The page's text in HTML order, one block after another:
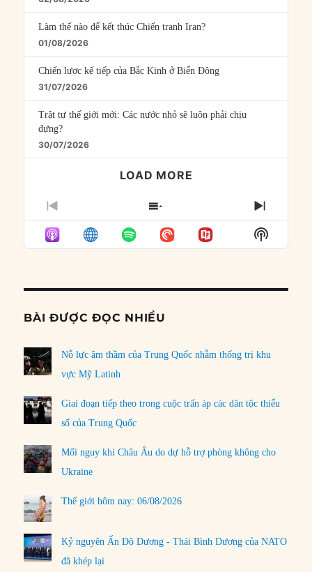
Làm thế nào để kết thúc Chiến tranh Iran?
01/08/2026
Chiến lược kế tiếp của Bắc Kinh ở Biển Đông
31/07/2026
Trật tự thế giới mới: Các nước nhỏ sẽ luôn phải chịu
đựng?
30/07/2026
LOAD MORE
PREVIOUS
EPISODE
SHOW
EPISODES
LIST
NEXT
Show
Podcast
BÀI ĐƯỢC ĐỌC NHIỀU
Nỗ lực âm thầm của Trung Quốc nhằm thống trị khu
vực Mỹ Latinh
Giai đoạn tiếp theo trong cuộc trấn áp các dân tộc thiểu
số của Trung Quốc
Mối nguy khi Châu Âu do dự hỗ trợ phòng không cho
Ukraine
Thế giới hôm nay: 06/08/2026
Kỷ nguyên Ấn Độ Dương - Thái Bình Dương của NATO
đã khép lại